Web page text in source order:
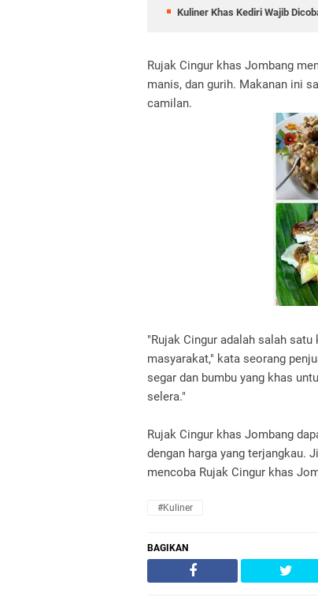
Kuliner Khas Kediri Wajib
Rujak Cingur khas Jombang
manis, dan gurih. Makanan ini
camilan.
"Rujak Cingur adalah salah
masyarakat," kata seorang
segar dan bumbu yang khas
selera."
Rujak Cingur khas Jombang
dengan harga yang terjangkau.
mencoba Rujak Cingur khas
#Kuliner
BAGIKAN